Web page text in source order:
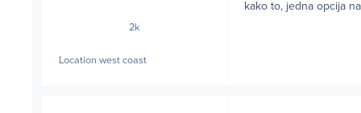
2kposts
Location west coast
kako to, jedna opcija